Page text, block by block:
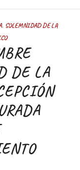
, SOLEMNIDAD DE LA
DE LA